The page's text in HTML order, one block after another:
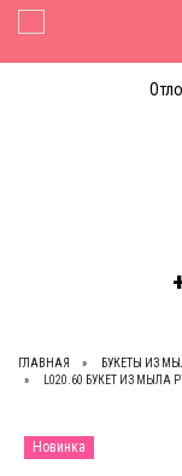
Toggle Navigation
ГЛАВНАЯ
БУКЕТЫ ИЗ
L020.60 БУКЕТ ИЗ
Новинка